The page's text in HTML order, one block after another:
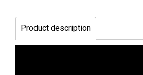
Product description